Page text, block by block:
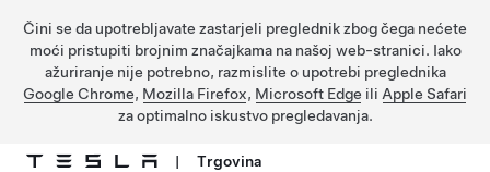
Čini se da upotrebljavate zastarjeli preglednik zbog čega nećete
moći pristupiti brojnim značajkama na našoj web-stranici. Iako
ažuriranje nije potrebno, razmislite o upotrebi preglednika
Google Chrome, Mozilla Firefox, Microsoft Edge ili Apple Safari
za optimalno iskustvo pregledavanja.
| Trgovina